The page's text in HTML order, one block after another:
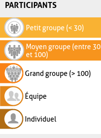
PARTICIPANTS
Petit groupe (< 30)
Moyen groupe (entre 30
et 100)
Grand groupe (> 100)
Équipe
Individuel